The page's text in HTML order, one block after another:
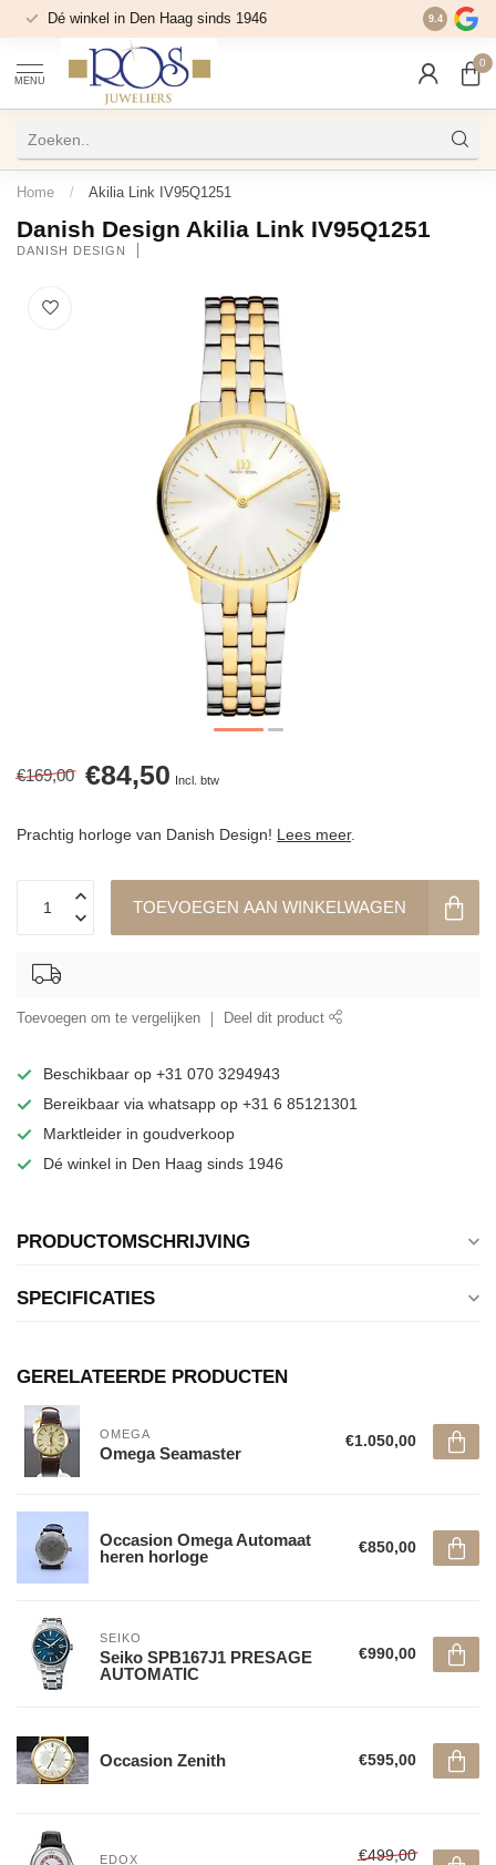
Dé winkel in Den Haag sinds 1946 9.4
MENU
0
Home / Akilia Link IV95Q1251
Danish Design Akilia Link IV95Q1251
DANISH DESIGN
€169,00 €84,50 Incl. btw
Prachtig horloge van Danish Design! Lees meer.
TOEVOEGEN AAN WINKELWAGEN
Toevoegen om te vergelijken Deel dit product
Beschikbaar op +31 070 3294943
Bereikbaar via whatsapp op +31 6 85121301
Marktleider in goudverkoop
Dé winkel in Den Haag sinds 1946
PRODUCTOMSCHRIJVING
SPECIFICATIES
GERELATEERDE PRODUCTEN
OMEGA
Omega Seamaster
€1.050,00
Occasion Omega Automaat
heren horloge
€850,00
SEIKO
Seiko SPB167J1 PRESAGE
AUTOMATIC
€990,00
Occasion Zenith €595,00
EDOX
€499,00